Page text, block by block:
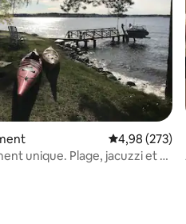
la base de 45 commentaires :
Évaluation
4,98 (273)
unique. Plage, jacuzzi et à